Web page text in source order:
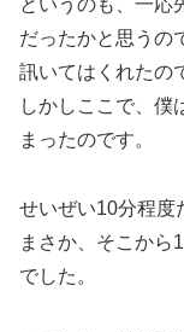
だったかと思うの
訊いてはくれたの
しかしここで、僕
まったのです。
せいぜい10分程度
まさか、そこから
でした。